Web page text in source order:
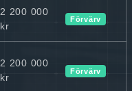
2 200 000
kr
Förvärv
2 200 000
kr
Förvärv